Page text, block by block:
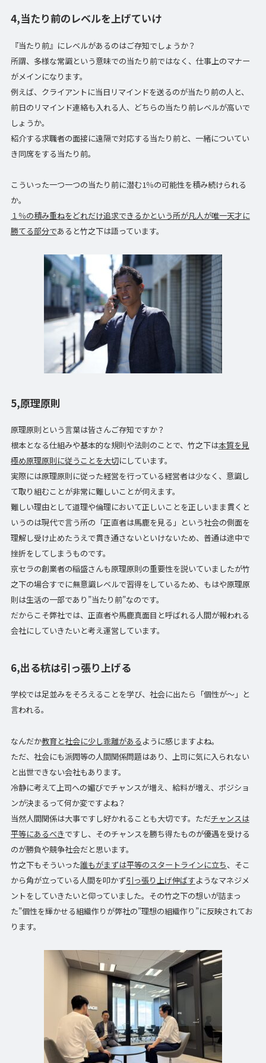
4,当たり前のレベルを上げていけ
『当たり前』にレベルがあるのはご存知でしょうか？
所謂、多様な常識という意味での当たり前ではなく、仕事上のマナー
がメインになります。
例えば、クライアントに当日リマインドを送るのが当たり前の人と、
前日のリマインド連絡も入れる人、どちらの当たり前レベルが高いで
しょうか。
紹介する求職者の面接に遠隔で対応する当たり前と、一緒についてい
き同席をする当たり前。
こういった一つ一つの当たり前に潜む1％の可能性を積み続けられる
か。
１％の積み重ねをどれだけ追求できるかという所が凡人が唯一天才に
勝てる部分であると竹之下は語っています。
5,原理原則
原理原則という言葉は皆さんご存知ですか？
根本となる仕組みや基本的な規則や法則のことで、竹之下は本質を見
極め原理原則に従うことを大切にしています。
実際には原理原則に従った経営を行っている経営者は少なく、意識し
て取り組むことが非常に難しいことが伺えます。
難しい理由として道理や倫理において正しいことを正しいまま貫くと
いうのは現代で言う所の「正直者は馬鹿を見る」という社会の側面を
理解し受け止めたうえで貫き通さないといけないため、普通は途中で
挫折をしてしまうものです。
京セラの創業者の稲盛さんも原理原則の重要性を説いていましたが竹
之下の場合すでに無意識レベルで習得をしているため、もはや原理原
則は生活の一部であり”当たり前”なのです。
だからこそ弊社では、正直者や馬鹿真面目と呼ばれる人間が報われる
会社にしていきたいと考え運営しています。
6,出る杭は引っ張り上げる
学校では足並みをそろえることを学び、社会に出たら「個性が～」と
言われる。
なんだか教育と社会に少し乖離がある ように感じますよね。
ただ、社会にも派閥等の人間関係問題はあり、上司に気に入られない
と出世できない会社もあります。
冷静に考えて上司への媚びでチャンスが増え、給料が増え、ポジショ
ンが決まるって何か変ですよね？
当然人間関係は大事ですし好かれることも大切です。ただチャンスは
平等にあるべきですし、そのチャンスを勝ち得たものが優遇を受ける
のが勝負や競争社会だと思います。
竹之下もそういった誰もがまずは平等のスタートラインに立ち、そこ
から角が立っている人間を叩かず引っ張り上げ伸ばすようなマネジメ
ントをしていきたいと仰っていました。その竹之下の想いが詰まっ
た”個性を輝かせる組織作りが弊社の”理想の組織作り”に反映されてお
ります。